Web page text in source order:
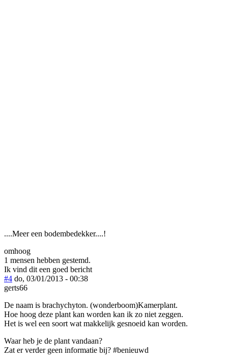
....Meer een bodembedekker....!
omhoog
1 mensen hebben gestemd.
Ik vind dit een goed bericht
#4 do, 03/01/2013 - 00:38
gerts66
De naam is brachychyton. (wonderboom)Kamerplant.
Hoe hoog deze plant kan worden kan ik zo niet zeggen.
Het is wel een soort wat makkelijk gesnoeid kan worden.
Waar heb je de plant vandaan?
Zat er verder geen informatie bij? #benieuwd